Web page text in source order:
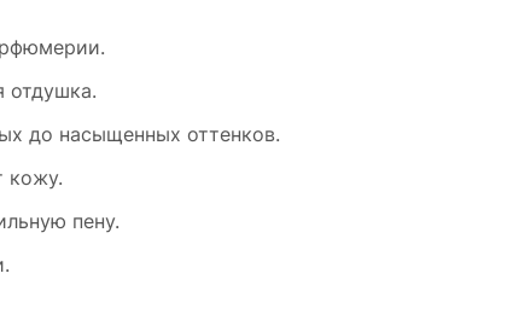
отдушка.
до насыщенных оттенков.
кожу.
пену.